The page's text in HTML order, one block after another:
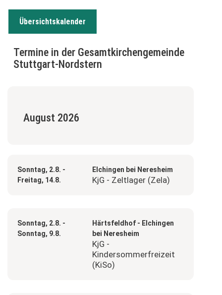
Übersichtskalender
Termine in der Gesamtkirchengemeinde
Stuttgart-Nordstern
August 2026
Sonntag, 2.8. -
Freitag, 14.8.
Elchingen bei Neresheim
KjG - Zeltlager (Zela)
Sonntag, 2.8. -
Sonntag, 9.8.
Härtsfeldhof - Elchingen
bei Neresheim
KjG -
Kindersommerfreizeit
(KiSo)